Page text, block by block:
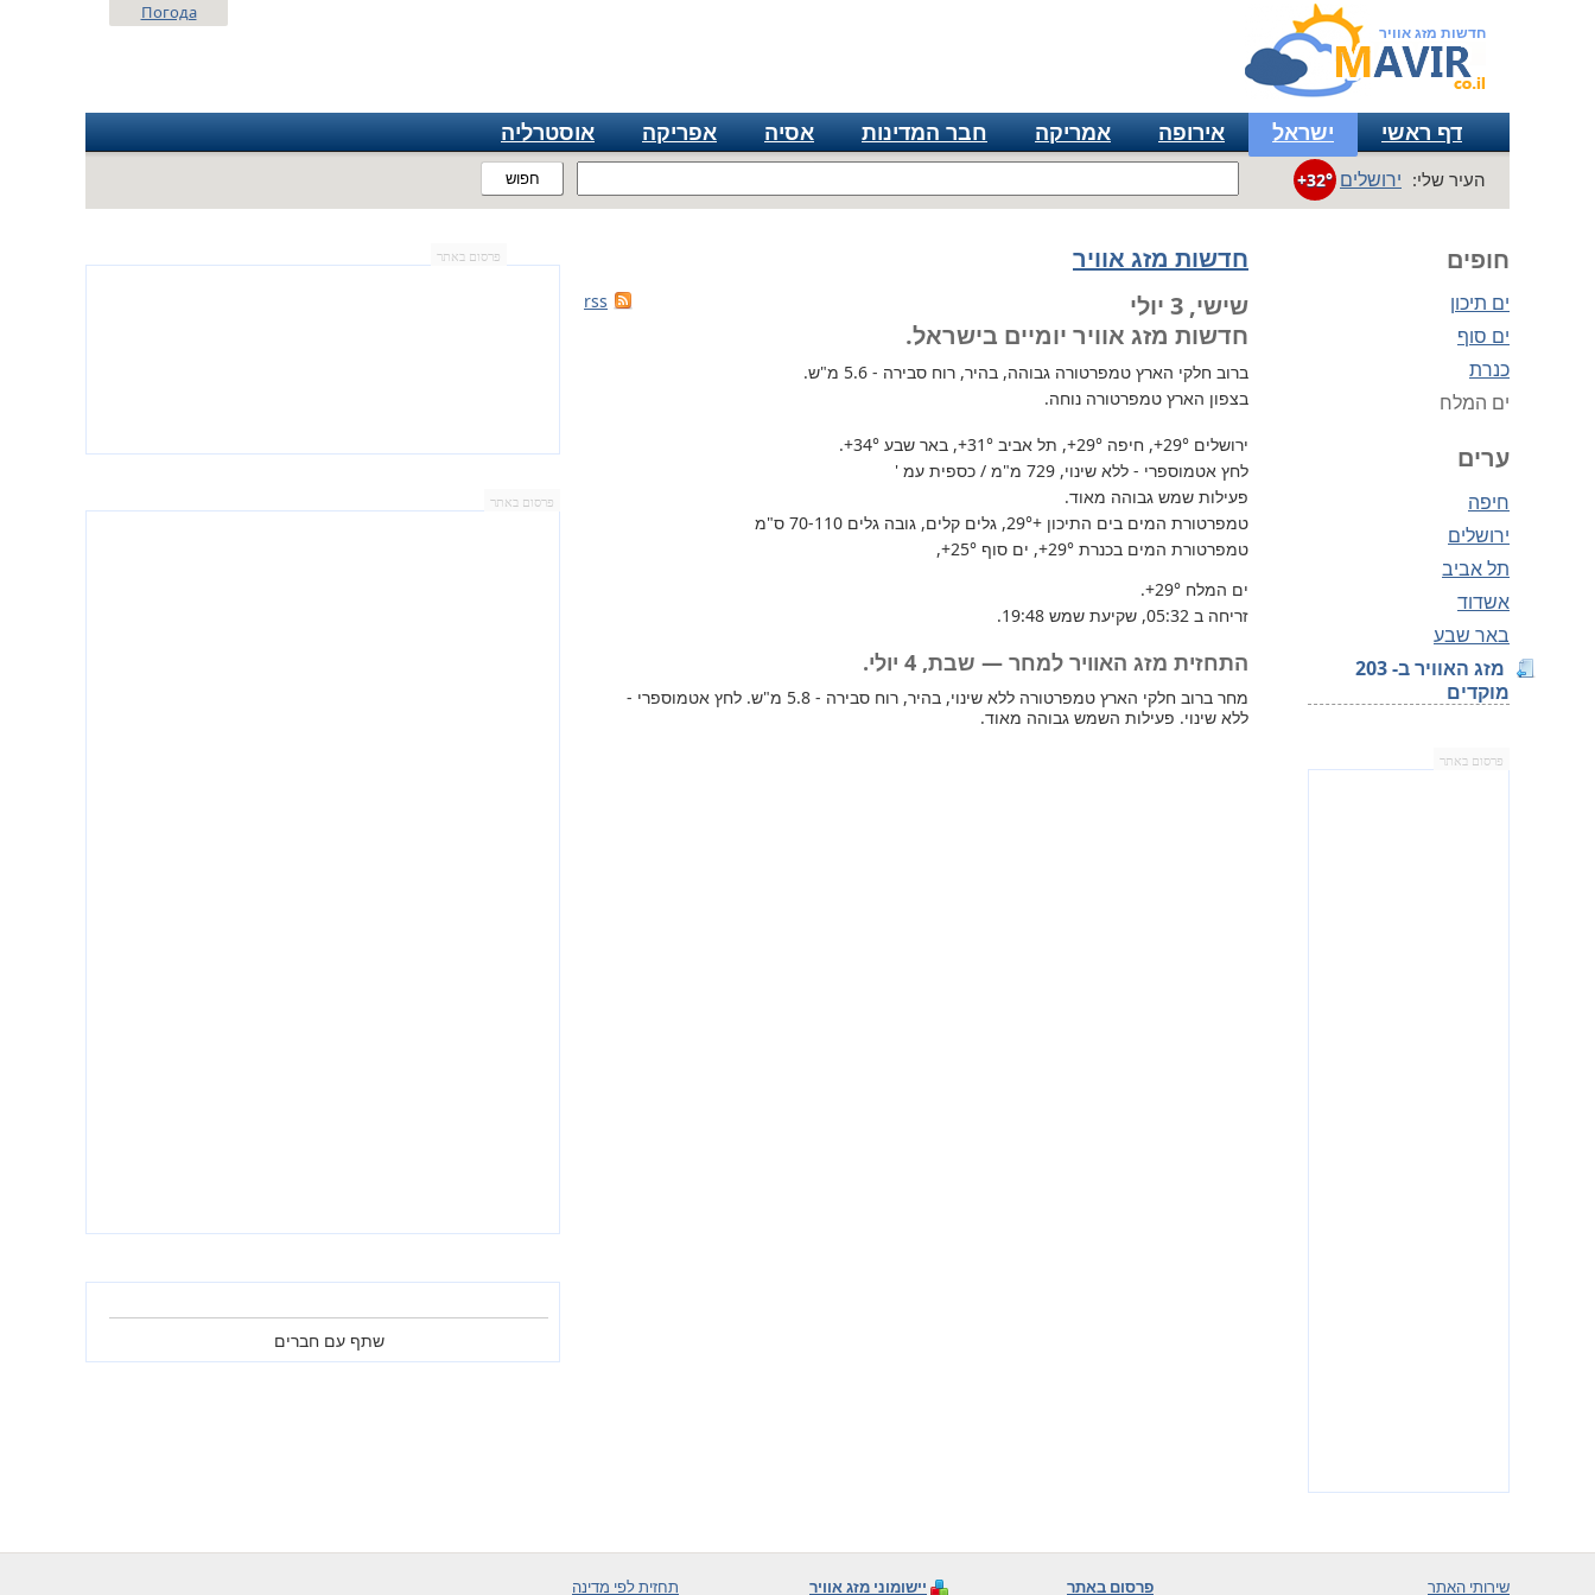
חדשות מזג אוויר
חפוש
Погода
דף ראשי ישראל אירופה אמריקה חבר המדינות אסיה אפריקה אוסטרליה
העיר שלי: ירושלים +32°
חופים
ים תיכון
ים סוף
כנרת
ים המלח
ערים
חיפה
ירושלים
תל אביב
אשדוד
באר שבע
מזג האוויר ב- 203
מוקדים
פרסום באתר
חדשות מזג אוויר
rss
שישי, 3 יולי
חדשות מזג אוויר יומיים בישראל.
ברוב חלקי הארץ טמפרטורה גבוהה, בהיר, רוח סבירה - 5.6 מ"ש.
בצפון הארץ טמפרטורה נוחה.
ירושלים +29°, חיפה +29°, תל אביב +31°, באר שבע +34°
.
לחץ אטמוספרי - ללא שינוי, 729 מ"מ / כספית עמ '
פעילות שמש גבוהה מאוד.
טמפרטורת המים בים התיכון +29°
, גלים קלים, גובה גלים 70-110 ס"מ
טמפרטורת המים בכנרת +29°, ים סוף +25°
,
ים המלח +29°
.
זריחה ב 05:32, שקיעת שמש 19:48.
התחזית מזג האוויר למחר — שבת, 4 יולי.
מחר ברוב חלקי הארץ טמפרטורה ללא שינוי, בהיר, רוח סבירה - 5.8 מ"ש. לחץ אטמוספרי -
ללא שינוי. פעילות השמש גבוהה מאוד.
פרסום באתר
פרסום באתר
שתף עם חברים
שירותי האתר פרסום באתר יישומוני מזג אוויר תחזית לפי מדינה